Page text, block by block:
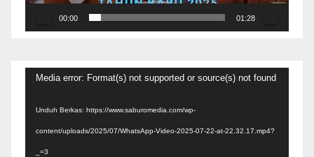
00:00 01:28
Pemutar
Media error: Format(s) not supported or source(s) not found
Unduh Berkas: https://www.saburomedia.com/wp-
content/uploads/2025/07/WhatsApp-Video-2025-07-22-at-22.32.17.mp4?
_=3